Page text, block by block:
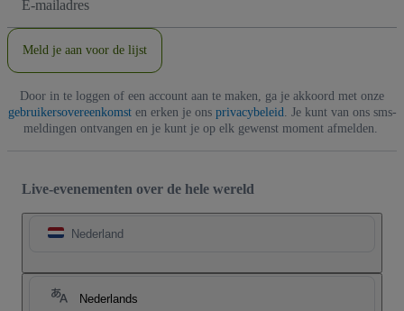
mailadres
Meld je aan voor de lijst
Door in te loggen of een account aan te maken, ga je akkoord met onze
gebruikersovereenkomsten erken je ons privacybeleid . Je kunt van ons sms-
meldingen ontvangen en je kunt je op elk gewenst moment afmelden.
Live-evenementen over de hele wereld
Nederland
Nederlands